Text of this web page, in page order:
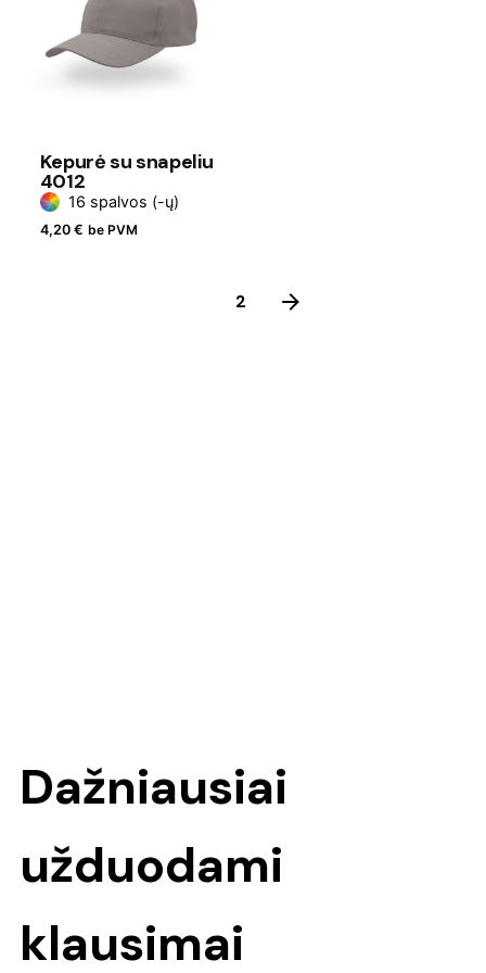
Kepurė su snapeliu
4012
16 spalvos (-ų)
4,20 € be PVM
2
Dažniausiai
užduodami
klausimai